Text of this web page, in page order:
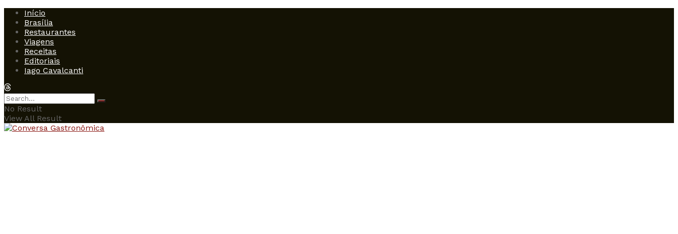
Início
Brasília
Restaurantes
Viagens
Receitas
Editoriais
Iago Cavalcanti
No Result
View All Result